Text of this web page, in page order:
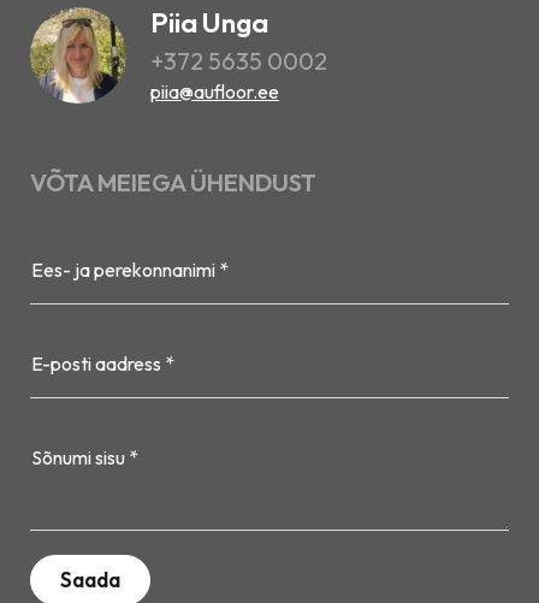
Piia Unga
+372 5635 0002
piia@aufloor.ee
VÕTA MEIEGA ÜHENDUST
Ees- ja perekonnanimi *
E-posti aadress *
Sõnumi sisu *